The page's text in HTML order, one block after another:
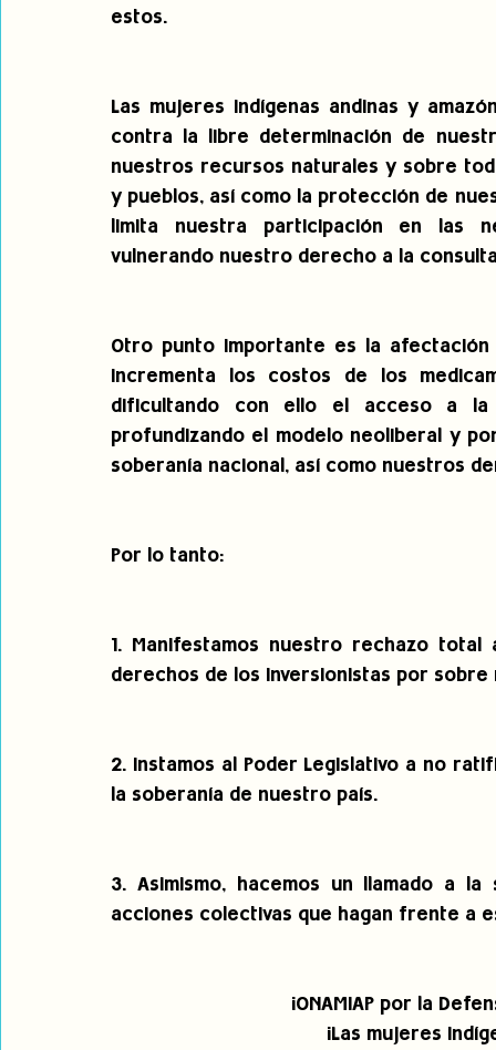
estos.
Las mujeres indígenas andinas y
contra la libre determinación de
nuestros recursos naturales y sobre
y pueblos, así como la protección de
limita nuestra participación en las
vulnerando nuestro derecho a la
Otro punto importante es la
incrementa los costos de los
dificultando con ello el acceso a la
profundizando el modelo neoliberal y
soberanía nacional, así como nuestros
Por lo tanto:
1. Manifestamos nuestro rechazo
derechos de los inversionistas por sobre
2. Instamos al Poder Legislativo a no
la soberanía de nuestro país.
3. Asimismo, hacemos un llamado a
acciones colectivas que hagan frente a
¡ONAMIAP por la
¡Las mujeres